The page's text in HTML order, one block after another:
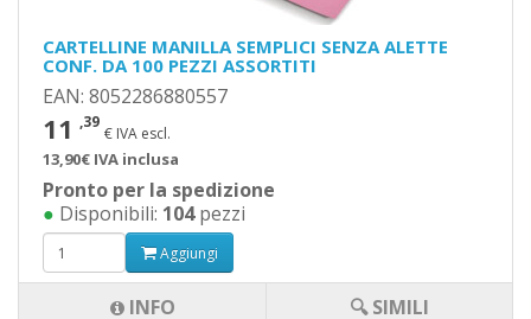
CARTELLINE MANILLA SEMPLICI SENZA ALETTE
CONF. DA 100 PEZZI ASSORTITI
EAN: 8052286880557
11 ,39
€ IVA escl.
13,90€ IVA inclusa
Pronto per la spedizione
● Disponibili: 104pezzi
Aggiungi
INFO 🔍 SIMILI